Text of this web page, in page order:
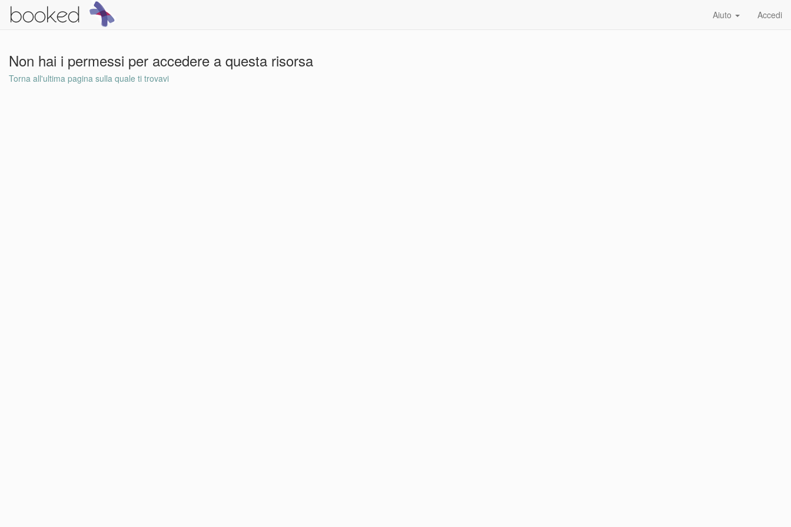
Aiuto Accedi
Non hai i permessi per accedere a questa risorsa
Torna all'ultima pagina sulla quale ti trovavi